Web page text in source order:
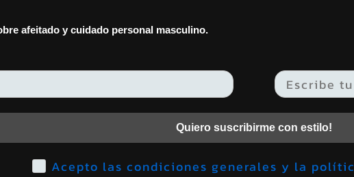
afeitado y cuidado personal masculino.
Quiero suscribirme con estilo!
Acepto las condiciones